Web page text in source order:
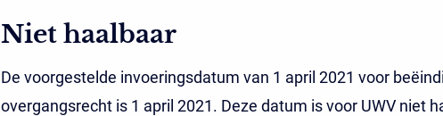
Niet haalbaar
De voorgestelde invoeringsdatum van 1 april 2021 voor
overgangsrecht is 1 april 2021. Deze datum is voor UWV niet